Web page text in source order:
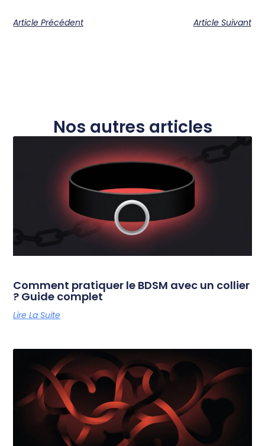
Article Précédent Article Suivant
Nos autres articles
Comment pratiquer le BDSM avec un collier
? Guide complet
Lire La Suite